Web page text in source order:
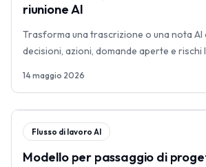
Estensione
riunione AI
Trasforma una trascrizione o una nota AI
decisioni, azioni, domande aperte e rischi
14 maggio 2026
Flusso di lavoro AI
Modello per passaggio di